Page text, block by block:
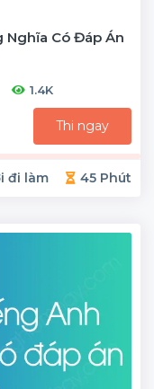
Có Đáp Án
1.4K
Thi ngay
đi làm 45 Phút